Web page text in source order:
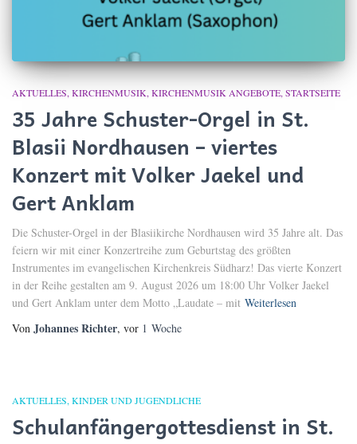
AKTUELLES KIRCHENMUSIK KIRCHENMUSIK ANGEBOTE STARTSEITE
35 Jahre Schuster-Orgel in St.
Blasii Nordhausen – viertes
Konzert mit Volker Jaekel und
Gert Anklam
Die Schuster-Orgel in der Blasiikirche Nordhausen wird 35 Jahre alt. Das
feiern wir mit einer Konzertreihe zum Geburtstag des größten
Instrumentes im evangelischen Kirchenkreis Südharz! Das vierte Konzert
in der Reihe gestalten am 9. August 2026 um 18:00 Uhr Volker Jaekel
und Gert Anklam unter dem Motto „Laudate – mit Weiterlesen
Von Johannes Richter, vor 1 Woche
AKTUELLES KINDER UND JUGENDLICHE
Schulanfängergottesdienst in St.